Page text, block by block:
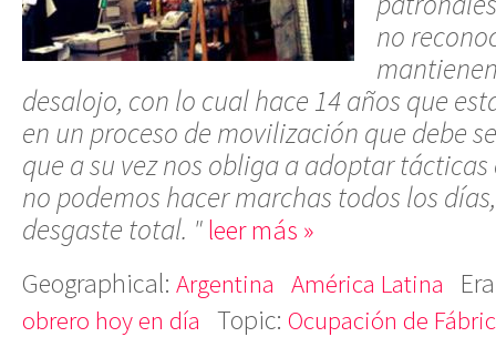
no
desalojo, con lo cual hace 14 años que
en un proceso de movilización que debe
que a su vez nos obliga a adoptar
no podemos hacer marchas todos los
desgaste total. "leer más »
Geographical: Argentina América Latina
obrero hoy en día Topic: Ocupación de